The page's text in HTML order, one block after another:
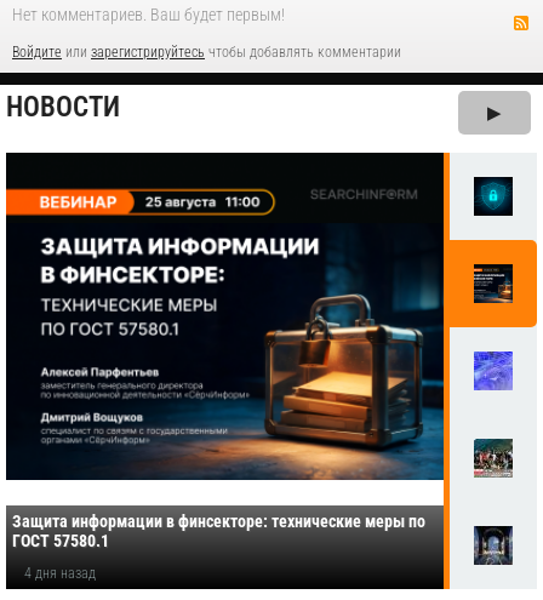
Нет комментариев. Ваш будет первым!
Войдите или зарегистрируйтесь чтобы добавлять комментарии
НОВОСТИ ▶
Защита информации в финсекторе: технические меры по
ГОСТ 57580.1
4 дня назад